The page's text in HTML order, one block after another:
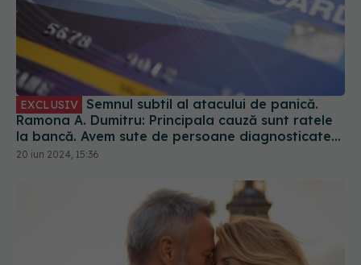
EXCLUSIV
Ramona A. Dumitru: Principala cauză sunt ratele
la bancă. Avem sute de persoane diagnosticate
lunar
20 iun 2024, 15:36